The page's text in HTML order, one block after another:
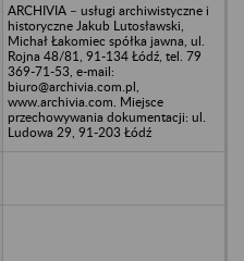
ARCHIVIA – usługi archiwistyczne i
historyczne Jakub Lutosławski,
Michał Łakomiec spółka jawna, ul.
Rojna 48/81, 91-134 Łódź, tel. 79
369-71-53, e-mail:
biuro@archivia.com.pl,
www.archivia.com. Miejsce
przechowywania dokumentacji: ul.
Ludowa 29, 91-203 Łódź